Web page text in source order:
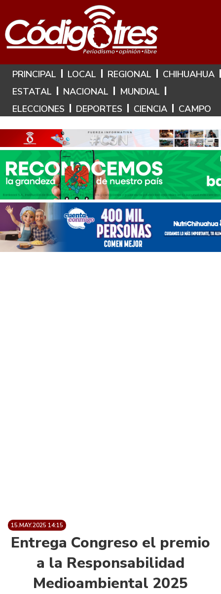
Hoy es: 8 de Agosto de 2026
PRINCIPAL LOCAL REGIONAL
CHIHUAHUA
ESTATAL
NACIONAL
MUNDIAL
ELECCIONES
DEPORTES CIENCIA CAMPO
15.MAY.2025 14:15
Entrega Congreso el premio
a la Responsabilidad
Medioambiental 2025